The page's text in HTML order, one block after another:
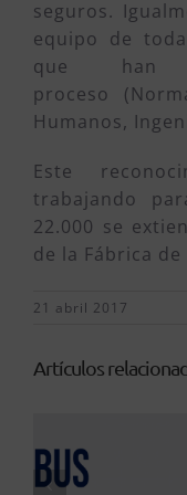
seguros.
equipo de
que han
proceso
Humanos,
Este
trabajando
22.000 se
de la Fábrica de
21 abril 2017
Artículos